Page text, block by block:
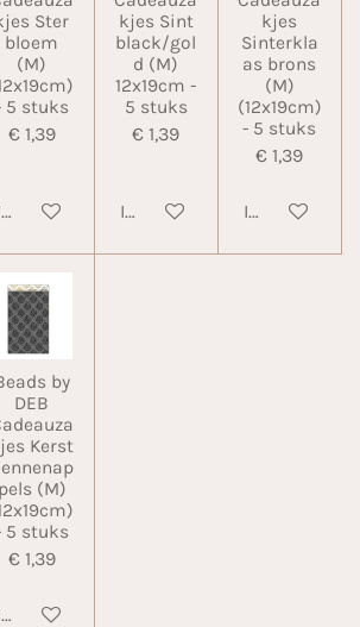
Ster
bloem
(M)
5 stuks
€ 1,39
winkelwagen
kjes Sint
black/gol
d (M)
12x19cm -
5 stuks
€ 1,39
In winkelwagen
kjes
Sinterkla
as brons
(M)
(12x19cm)
- 5 stuks
€ 1,39
In
by
DEB
Kerst
pels (M)
5 stuks
€ 1,39
winkelwagen